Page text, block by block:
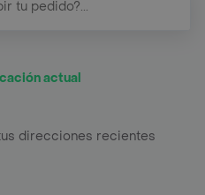
actual
direcciones recientes